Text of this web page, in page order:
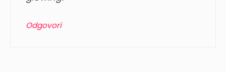
Odgovori